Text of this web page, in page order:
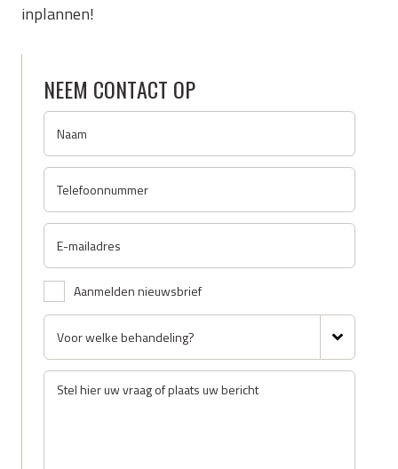
inplannen!
NEEM CONTACT OP
Aanmelden nieuwsbrief